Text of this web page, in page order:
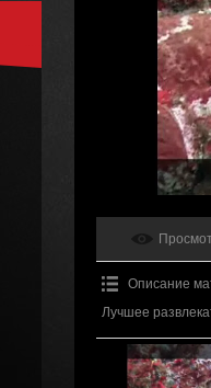
Описание
Лучшее